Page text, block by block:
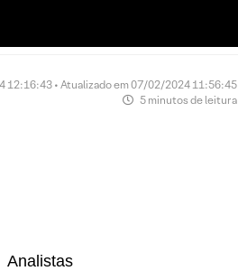
12:16:43 • Atualizado em 07/02/2024 11:56:45
5 minutos de leitura
Analistas